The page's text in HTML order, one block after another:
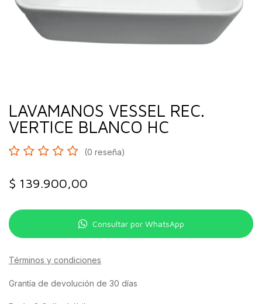
LAVAMANOS VESSEL REC.
VERTICE BLANCO HC
(0 reseña)
$ 139.900,00
Consultar por WhatsApp
Términos y condiciones
Grantía de devolución de 30 días